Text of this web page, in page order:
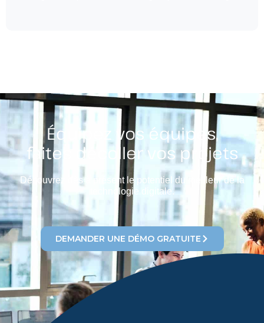
Équipez vos équipes,
faites décoller vos projets
Découvrez dès à présent le potentiel du meilleur de la
technologie digitale.
DEMANDER UNE DÉMO GRATUITE